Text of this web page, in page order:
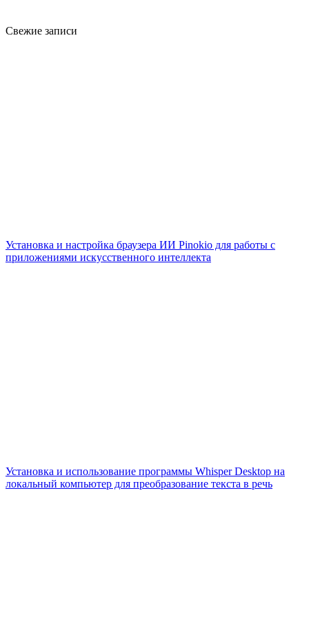
Свежие записи
Установка и настройка браузера ИИ Pinokio для работы с
приложениями искусственного интеллекта
Установка и использование программы Whisper Desktop на
локальный компьютер для преобразование текста в речь